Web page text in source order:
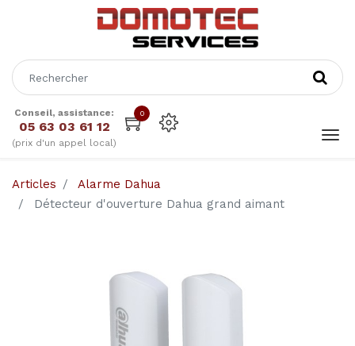
Conseil, assistance:
05 63 03 61 12
(prix d'un appel local)
0
Articles
Alarme Dahua
Détecteur d'ouverture Dahua grand aimant